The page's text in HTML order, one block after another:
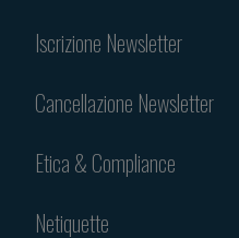
Iscrizione Newsletter
Cancellazione Newsletter
Etica & Compliance
Netiquette